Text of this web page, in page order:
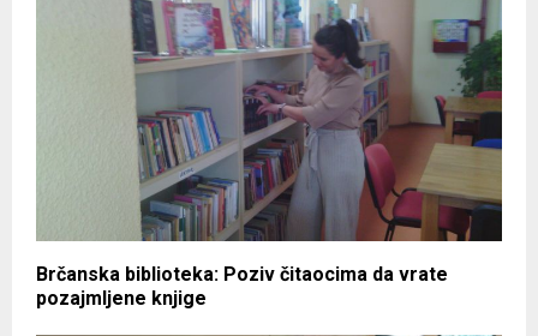
Brčanska biblioteka: Poziv čitaocima da vrate
pozajmljene knjige